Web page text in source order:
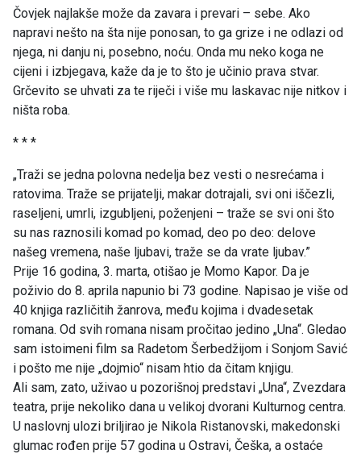
Čovjek najlakše može da zavara i prevari – sebe. Ako
napravi nešto na šta nije ponosan, to ga grize i ne odlazi od
njega, ni danju ni, posebno, noću. Onda mu neko koga ne
cijeni i izbjegava, kaže da je to što je učinio prava stvar.
Grčevito se uhvati za te riječi i više mu laskavac nije nitkov i
ništa roba.
* * *
„Traži se jedna polovna nedelja bez vesti o nesrećama i
ratovima. Traže se prijatelji, makar dotrajali, svi oni iščezli,
raseljeni, umrli, izgubljeni, poženjeni – traže se svi oni što
su nas raznosili komad po komad, deo po deo: delove
našeg vremena, naše ljubavi, traže se da vrate ljubav.”
Prije 16 godina, 3. marta, otišao je Momo Kapor. Da je
poživio do 8. aprila napunio bi 73 godine. Napisao je više od
40 knjiga različitih žanrova, među kojima i dvadesetak
romana. Od svih romana nisam pročitao jedino „Una“. Gledao
sam istoimeni film sa Radetom Šerbedžijom i Sonjom Savić
i pošto me nije „dojmio“ nisam htio da čitam knjigu.
Ali sam, zato, uživao u pozorišnoj predstavi „Una“, Zvezdara
teatra, prije nekoliko dana u velikoj dvorani Kulturnog centra.
U naslovnj ulozi briljirao je Nikola Ristanovski, makedonski
glumac rođen prije 57 godina u Ostravi, Češka, a ostaće